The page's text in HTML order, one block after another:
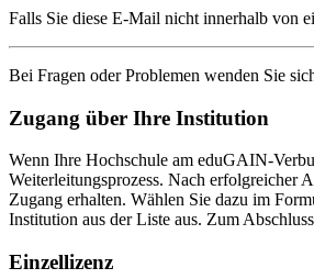
Falls Sie diese E-Mail nicht innerhalb von
Bei Fragen oder Problemen wenden Sie
Zugang über Ihre Institution
Wenn Ihre Hochschule am eduGAIN-
Weiterleitungsprozess. Nach erfolgreicher
Zugang erhalten. Wählen Sie dazu im
Institution aus der Liste aus. Zum
Einzellizenz